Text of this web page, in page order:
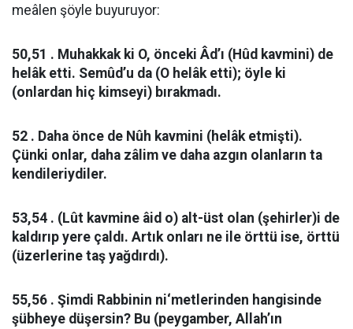
meâlen şöyle buyuruyor:
50,51 . Muhakkak ki O, önceki Âd’ı (Hûd kavmini) de
helâk etti. Semûd’u da (O helâk etti); öyle ki
(onlardan hiç kimseyi) bırakmadı.
52 . Daha önce de Nûh kavmini (helâk etmişti).
Çünki onlar, daha zâlim ve daha azgın olanların ta
kendileriydiler.
53,54 . (Lût kavmine âid o) alt-üst olan (şehirler)i de
kaldırıp yere çaldı. Artık onları ne ile örttü ise, örttü
(üzerlerine taş yağdırdı).
55,56 . Şimdi Rabbinin ni‘metlerinden hangisinde
şübheye düşersin? Bu (peygamber, Allah’ın